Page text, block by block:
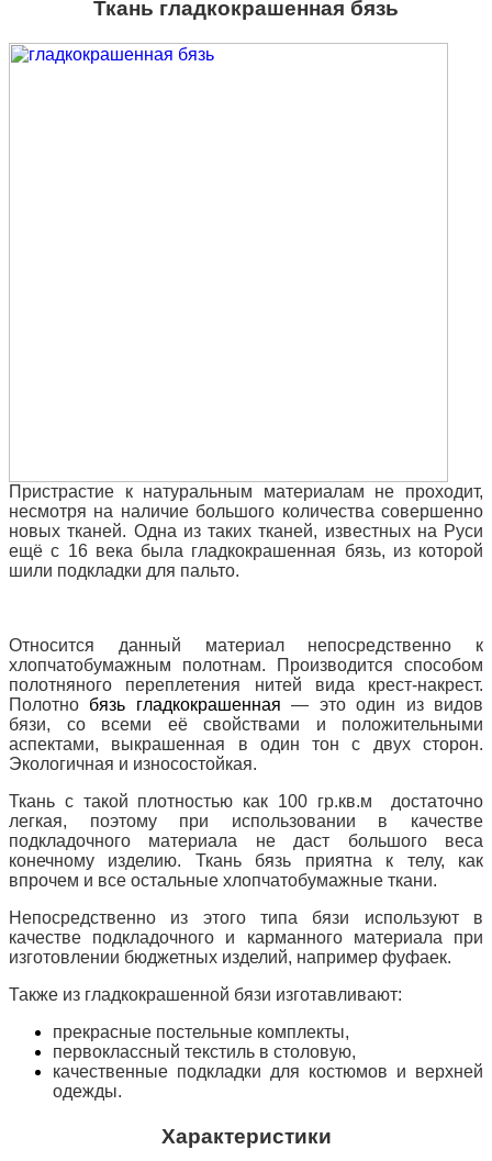
Ткань гладкокрашенная бязь
Пристрастие к натуральным материалам не проходит,
несмотря на наличие большого количества совершенно
новых тканей. Одна из таких тканей, известных на Руси
ещё с 16 века была гладкокрашенная бязь, из которой
шили подкладки для пальто.
Относится данный материал непосредственно к
хлопчатобумажным полотнам. Производится способом
полотняного переплетения нитей вида крест-накрест.
Полотно бязь гладкокрашенная — это один из видов
бязи, со всеми её свойствами и положительными
аспектами, выкрашенная в один тон с двух сторон.
Экологичная и износостойкая.
Ткань с такой плотностью как 100 гр.кв.м достаточно
легкая, поэтому при использовании в качестве
подкладочного материала не даст большого веса
конечному изделию. Ткань бязь приятна к телу, как
впрочем и все остальные хлопчатобумажные ткани.
Непосредственно из этого типа бязи используют в
качестве подкладочного и карманного материала при
изготовлении бюджетных изделий, например фуфаек.
Также из гладкокрашенной бязи изготавливают:
прекрасные постельные комплекты,
первоклассный текстиль в столовую,
качественные подкладки для костюмов и верхней
одежды.
Характеристики